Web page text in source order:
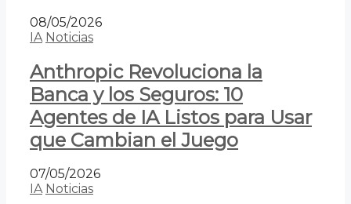
08/05/2026
IA Noticias
Anthropic Revoluciona la
Banca y los Seguros: 10
Agentes de IA Listos para Usar
que Cambian el Juego
07/05/2026
IA Noticias